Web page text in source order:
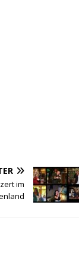
im